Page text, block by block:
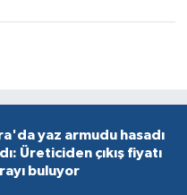
yaz armudu hasadı
Üreticiden çıkış fiyatı
buluyor